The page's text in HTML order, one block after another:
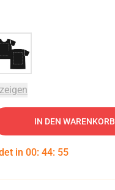
IN DEN WARENKORB
in 00: 44: 54